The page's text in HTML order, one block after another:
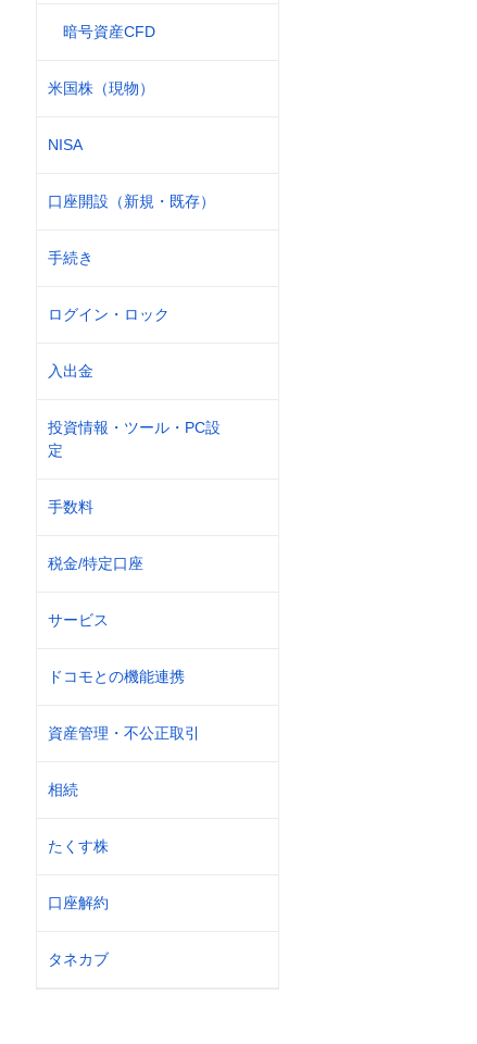
暗号資産CFD
米国株（現物）
NISA
口座開設（新規・既存）
手続き
ログイン・ロック
入出金
投資情報・ツール・PC設
定
手数料
税金/特定口座
サービス
ドコモとの機能連携
資産管理・不公正取引
相続
たくす株
口座解約
タネカブ